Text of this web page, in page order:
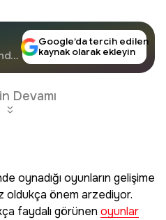
Google’da tercih edilen
kaynak olarak ekleyin
Devamı
oynadığı oyunların gelişime
oldukça önem arzediyor.
faydalı görünen oyunlar